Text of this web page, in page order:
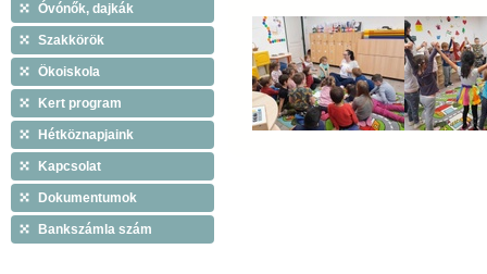
Óvónők, dajkák
Szakkörök
Ökoiskola
Kert program
Hétköznapjaink
Kapcsolat
Dokumentumok
Bankszámla szám